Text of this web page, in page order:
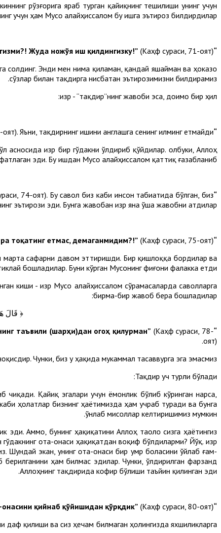
рўзғорига яраб турган қайиқнинг тешилиши унинг учун
учун ҳам Мусо алайҳиссалом бу ишга эътироз билдирдилар:
“Одамларни ғарқ қилиш учун уни тешдингизми?! Жуда ножўя иш қилдингизку!”
(Каҳф сураси, 71-оят).
солдинг. Энди мен нима қиламан, қандай яшайман ва ҳоказо
сўзлар билан тақдирга нисбатан эътирозимизни билдирамиз.
Ҳизр - “тақдир”нинг жавоби эса, доимо бир ҳил:
“Мен билан бирга сабр қилишга тоқатинг сира етмайди, демаганмидим?!”
Яъни, тақдирнинг ишини англашга сенинг илминг етмайди.
Ҳизр бир гўдакни ўлдириб қўйдилар. Ҳолбуки, Аллоҳ
эди. Бу ишдан Мусо алайҳиссалом қаттиқ ғазабланиб:
“Ҳеч кимни ўлдирмаган бир бегуноҳ жонни ўлдирдингиз-а?! Ҳақиқатан, хунук иш қилдингиз!”
74-оят). Бу савол биз каби инсон табиатида бўлган, биз
эътирози эди. Бунга жавобан Ҳизр яна ўша жавобни атдилар:
“Сенга мен билан бирга сабр қилишга сира тоқатинг етмас, демаганмидим?!”
(Каҳф сураси, 75-оят).
марта сафарни давом эттиришди. Бир қишлоққа бордилар ва
бошладилар. Буни кўрган Мусонинг фиғони фалакка етди.
киши - Ҳизр Мусо алайҳиссалом сўрамасаларда саволларга
бирма-бир жавоб бера бошладилар:
﴿ قَالَ
“Мана шу сен билан менинг ажрашимиздир. Энди мен сени сабр қилишга тоқатинг етмаган нарсаларнинг таъвили (шарҳи)дан огоҳ қилурман”
(Каҳф сураси, 78-
оят).
Чунки, биз у ҳақида мукаммал тасаввурга эга эмасмиз.
Тақдир уч турли бўлади:
Қайиқ эгалари учун ёмонлик бўлиб кўринган нарса,
ҳолатлар бизнинг ҳаётимизда ҳам учраб туради ва бунга
ўнлаб мисоллар келтиришимиз мумкин.
эди. Аммо, бунинг ҳақиқатини Аллоҳ таоло сизга ҳаётингиз
ота-онаси ҳақиқатдан воқиф бўлдиларми? Йўқ. Ҳизр
Шундай экан, унинг ота-онаси бир умр боласини ўйлаб ғам-
берилганини ҳам билмас эдилар. Чунки, ўлдирилган фарзанд
Аллоҳнинг тақдирида кофир бўлиши таъйин қилинган эди.
“Бас, биз у (бола) туғён ва куфр билан ота-онасини қийнаб қўйишидан қўрқдик”
(Каҳф сураси, 80-оят).
даф қилиши ва сиз ҳечам билмаган ҳолингизда яхшиликларга